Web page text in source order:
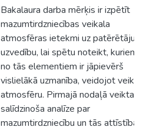
Bakalaura darba mērķis ir izpētīt
mazumtirdzniecības veikala
atmosfēras ietekmi uz patērētāju
uzvedību, lai spētu noteikt, kuriem
no tās elementiem ir jāpievērš
vislielākā uzmanība, veidojot
atmosfēru. Pirmajā nodaļā veikta
salīdzinoša analīze par
mazumtirdzniecību un tās attīstības